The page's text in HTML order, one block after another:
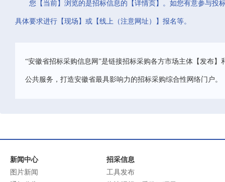
您【当前】浏览的是招标信息的【详情页】。如您有意参与投
具体要求进行【现场】或【线上（注意网址）】报名等。
“安徽省招标采购信息网”是链接招标采购各方市场主体【发布
公共服务，打造安徽省最具影响力的招标采购综合性网络门户。
新闻中心
图片新闻
招采信息
工具发布